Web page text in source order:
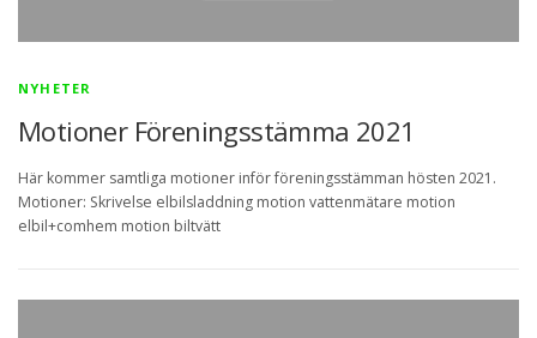
NYHETER
Motioner Föreningsstämma 2021
Här kommer samtliga motioner inför föreningsstämman hösten 2021.
Motioner: Skrivelse elbilsladdning motion vattenmätare motion
elbil+comhem motion biltvätt